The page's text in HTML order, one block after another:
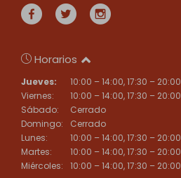
Horarios
Jueves:
10:00 – 14:00, 17:30 – 20:00
Viernes:
10:00 – 14:00, 17:30 – 20:00
Sábado:
Cerrado
Domingo:
Cerrado
Lunes:
10:00 – 14:00, 17:30 – 20:00
Martes:
10:00 – 14:00, 17:30 – 20:00
Miércoles:
10:00 – 14:00, 17:30 – 20:00